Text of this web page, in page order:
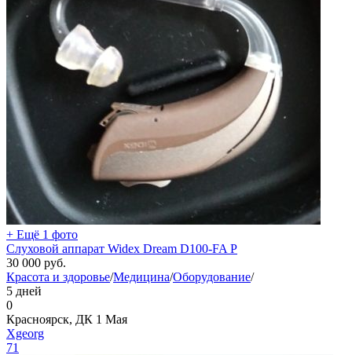
+ Ещё 1 фото
Слуховой аппарат Widex Dream D100-FA P
30 000 руб.
Красота и здоровье/Медицина/Оборудование/
5 дней
0
Красноярск, ДК 1 Мая
Xgeorg
71